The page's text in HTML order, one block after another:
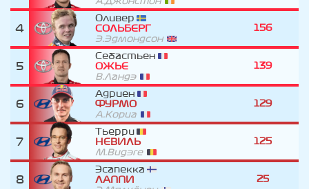
4
Оливер
СОЛЬБЕРГ
Э.Эдмондсон
156
5
Себастьен
ОЖЬЕ
В.Ландэ
139
6
Адриен
ФУРМО
А.Кориа
129
7
Тьерри
НЕВИЛЬ
М.Видэге
125
8
Эсапекка
ЛАППИ
25